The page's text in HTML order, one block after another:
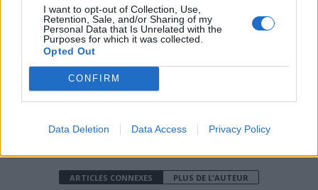
I want to opt-out of Collection, Use,
Retention, Sale, and/or Sharing of my
Personal Data that Is Unrelated with the
Purposes for which it was collected.
Opted Out
CONFIRM
Data Deletion Data Access Privacy Policy
que votre thyroïde vous
joue un tour ?
risque oublié des femmes
de plus de 50 ans
news
ARTICLES CONNEXES PLUS DE L'AUTEUR